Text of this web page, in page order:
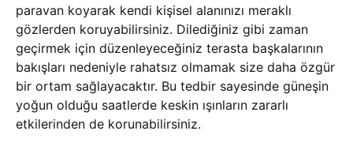
paravan koyarak kendi kişisel alanınızı meraklı
gözlerden koruyabilirsiniz. Dilediğiniz gibi zaman
geçirmek için düzenleyeceğiniz terasta başkalarının
bakışları nedeniyle rahatsız olmamak size daha özgür
bir ortam sağlayacaktır. Bu tedbir sayesinde güneşin
yoğun olduğu saatlerde keskin ışınların zararlı
etkilerinden de korunabilirsiniz.